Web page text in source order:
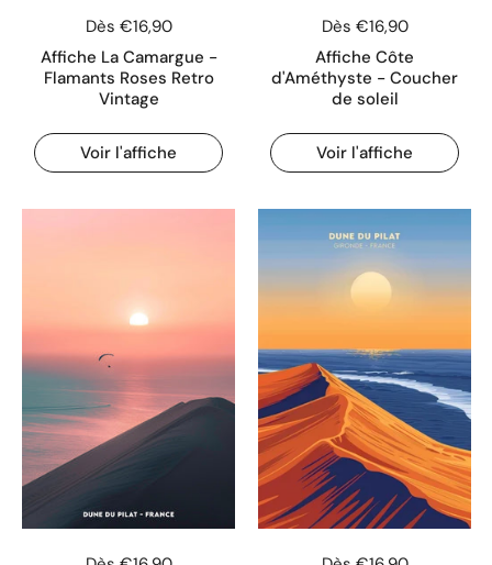
Dès €16,90
Affiche La Camargue -
Flamants Roses Retro
Vintage
Voir l'affiche
Dès €16,90
Affiche Côte
d'Améthyste - Coucher
de soleil
Voir l'affiche